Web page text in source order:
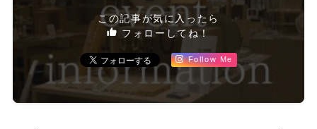
この記事が気に入ったら
フォローしてね！
Follow Me